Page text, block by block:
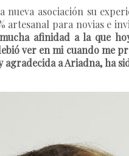
nueva asociación su
artesanal para novias e
afinidad a la que
ver en mi cuando me
a Ariadna, ha